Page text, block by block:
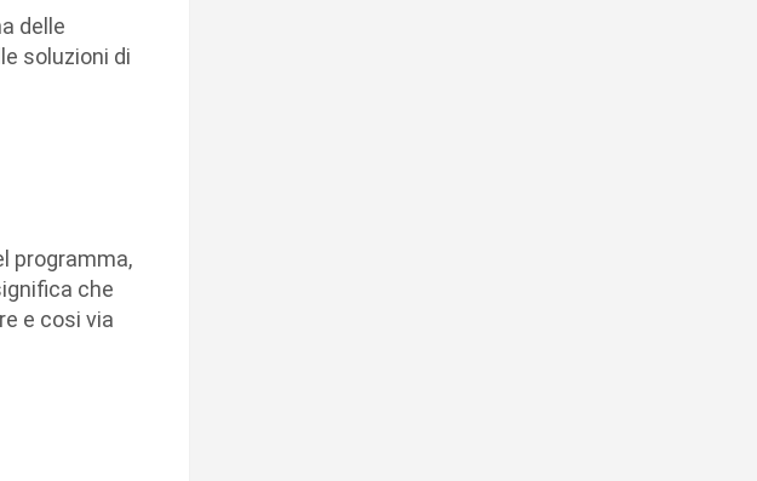
delle
soluzioni di
programma,
che
e cosi via